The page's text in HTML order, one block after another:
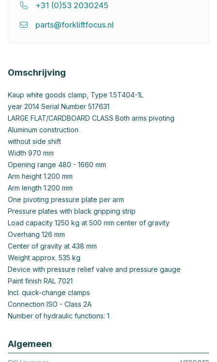
+31 (0)53 2030245
parts@forkliftfocus.nl
Omschrijving
Kaup white goods clamp, Type 1.5T404-1L
year 2014 Serial Number 517631
LARGE FLAT/CARDBOARD CLASS Both arms pivoting
Aluminum construction
without side shift
Width 970 mm
Opening range 480 - 1660 mm
Arm height 1.200 mm
Arm length 1.200 mm
One pivoting pressure plate per arm
Pressure plates with black gripping strip
Load capacity 1250 kg at 500 mm center of gravity
Overhang 126 mm
Center of gravity at 438 mm
Weight approx. 535 kg
Device with pressure relief valve and pressure gauge
Paint finish RAL 7021
Incl. quick-change clamps
Connection ISO - Class 2A
Number of hydraulic functions: 1
Algemeen